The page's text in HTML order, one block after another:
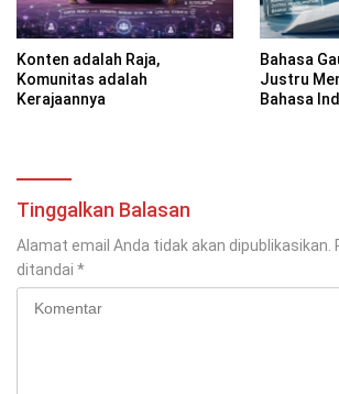
Konten adalah Raja,
Komunitas adalah
Kerajaannya
Bahasa
Justru
Bahasa
Tinggalkan Balasan
Alamat email Anda tidak akan dipublikasikan.
ditandai *